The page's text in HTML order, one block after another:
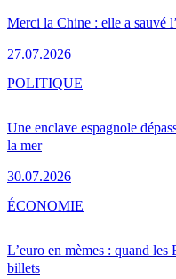
Merci la Chine : elle a sauvé
27.07.2026
Une enclave espagnole
la mer
30.07.2026
POLITIQUE
L’euro en mèmes : quand
billets
ÉCONOMIE